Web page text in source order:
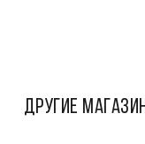
ДРУГИЕ